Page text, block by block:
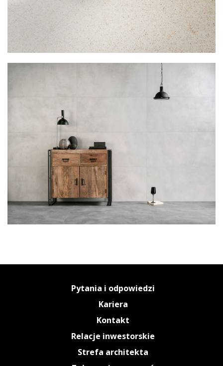
Pytania i odpowiedzi
Kariera
Kontakt
Relacje inwestorskie
Strefa architekta